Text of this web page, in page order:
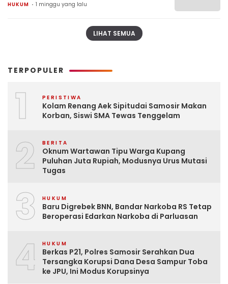
HUKUM 1 minggu yang lalu
LIHAT SEMUA
TERPOPULER
1 PERISTIWA
Kolam Renang Aek Sipitudai Samosir Makan
Korban, Siswi SMA Tewas Tenggelam
2 BERITA
Oknum Wartawan Tipu Warga Kupang
Puluhan Juta Rupiah, Modusnya Urus Mutasi
Tugas
3 HUKUM
Baru Digrebek BNN, Bandar Narkoba RS Tetap
Beroperasi Edarkan Narkoba di Parluasan
4 HUKUM
Berkas P21, Polres Samosir Serahkan Dua
Tersangka Korupsi Dana Desa Sampur Toba
ke JPU, Ini Modus Korupsinya